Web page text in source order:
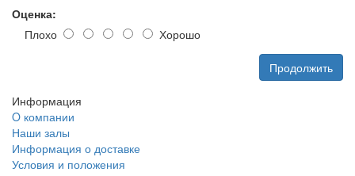
Оценка:
Плохо
Хорошо
Продолжить
Информация
O компании
Наши залы
Информация о доставке
Условия и положения